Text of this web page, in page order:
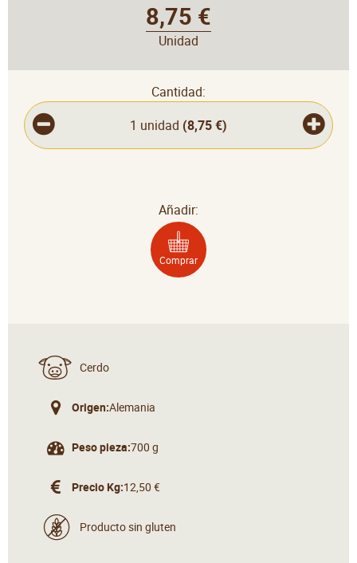
8,75 €
Unidad
Cantidad:
1 unidad (8,75 €)
Añadir:
Comprar
Cerdo
Origen:Alemania
Peso pieza:700 g
Precio Kg:12,50 €
Producto sin gluten